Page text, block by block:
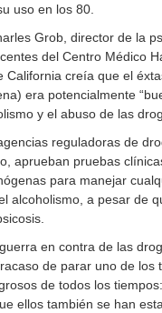
uso en los 80.
Grob, director de la
del Centro Médico
California creía que el
era potencialmente
y el abuso de las
reguladoras de
aprueban pruebas
para manejar
alcoholismo, a pesar de
en contra de las
de parar uno de los
de todos los
ellos también se han